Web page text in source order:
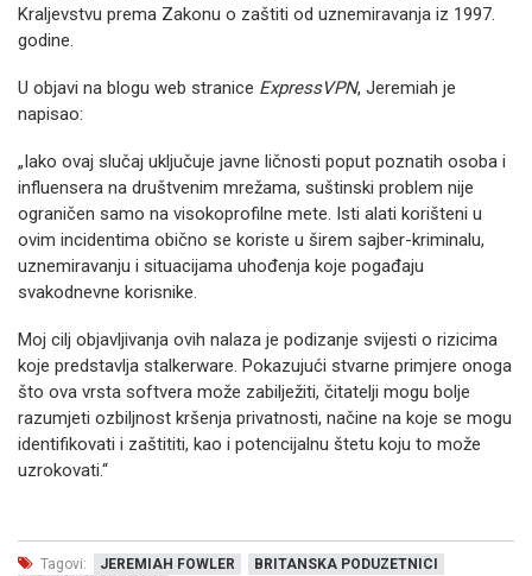
Kraljevstvu prema Zakonu o zaštiti od uznemiravanja iz 1997.
godine.
U objavi na blogu web stranice ExpressVPN, Jeremiah je
napisao:
„Iako ovaj slučaj uključuje javne ličnosti poput poznatih osoba i
influensera na društvenim mrežama, suštinski problem nije
ograničen samo na visokoprofilne mete. Isti alati korišteni u
ovim incidentima obično se koriste u širem sajber-kriminalu,
uznemiravanju i situacijama uhođenja koje pogađaju
svakodnevne korisnike.
Moj cilj objavljivanja ovih nalaza je podizanje svijesti o rizicima
koje predstavlja stalkerware. Pokazujući stvarne primjere onoga
što ova vrsta softvera može zabilježiti, čitatelji mogu bolje
razumjeti ozbiljnost kršenja privatnosti, načine na koje se mogu
identifikovati i zaštititi, kao i potencijalnu štetu koju to može
uzrokovati.“
Tagovi: JEREMIAH FOWLER
BRITANSKA PODUZETNICI